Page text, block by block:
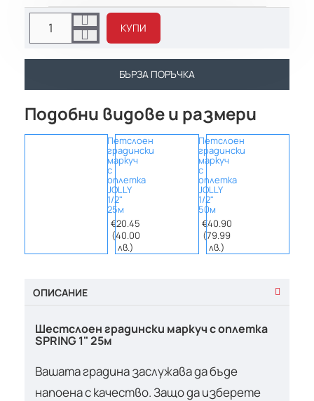
КУПИ
БЪРЗА ПОРЪЧКА
Подобни видове и размери
Петслоен
градински
маркуч
с
оплетка
JOLLY
1/2"
25м
€20.45
(40.00
лв.)
Петслоен
градински
маркуч
с
оплетка
JOLLY
1/2"
50м
€40.90
(79.99
лв.)
ОПИСАНИЕ
Шестслоен градински маркуч с оплетка
SPRING 1" 25м
Вашата градина заслужава да бъде
напоена с качество. Защо да изберете